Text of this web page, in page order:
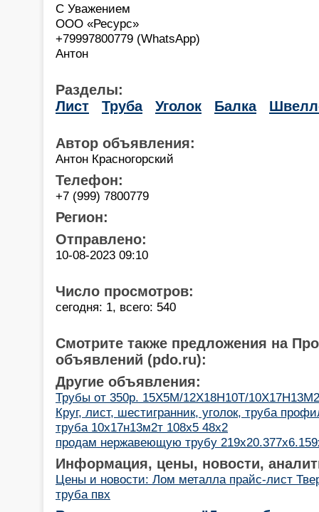
С Уважением
ООО «Ресурс»
+79997800779 (WhatsApp)
Антон
Разделы:
Лист
Труба Уголок Балка
Автор объявления:
Антон Красногорский
Телефон:
+7 (999) 7800779
Регион:
Отправлено:
10-08-2023 09:10
Число просмотров:
сегодня: 1, всего: 540
Смотрите также предложения на
объявлений (pdo.ru):
Другие объявления:
Трубы от 350р. 15Х5М/12Х18Н10Т/
Круг, лист, шестигранник, уголок, труба
труба 10х17н13м2т 108х5 48х2
продам нержавеющую трубу
Информация, цены, новости,
Цены и новости: Лом металла прайс-лист
труба пвх